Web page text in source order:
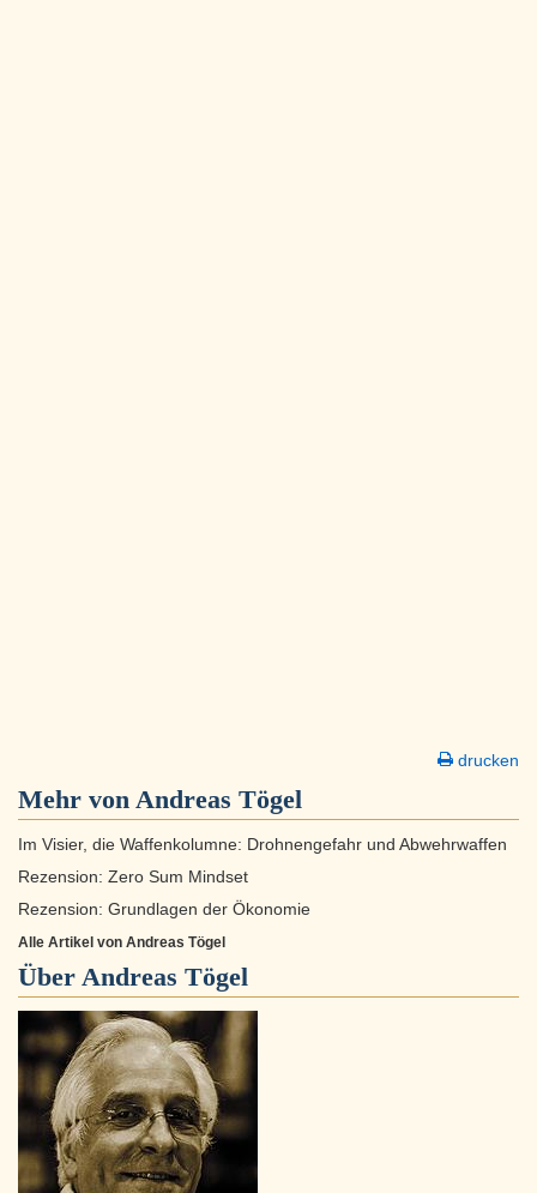
drucken
Mehr von Andreas Tögel
Im Visier, die Waffenkolumne: Drohnengefahr und Abwehrwaffen
Rezension: Zero Sum Mindset
Rezension: Grundlagen der Ökonomie
Alle Artikel von Andreas Tögel
Über Andreas Tögel